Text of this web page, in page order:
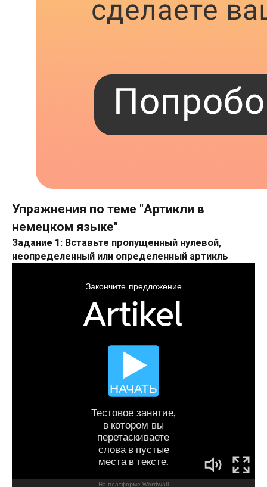
Упражнения по теме "Артикли в
немецком языке"
Задание 1: Вставьте пропущенный нулевой,
неопределенный или определенный артикль